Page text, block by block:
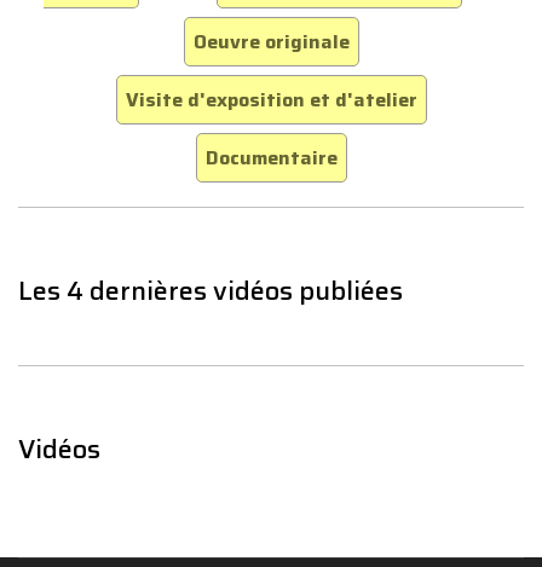
Oeuvre originale
Visite d'exposition et d'atelier
Documentaire
Les 4 dernières vidéos publiées
Vidéos